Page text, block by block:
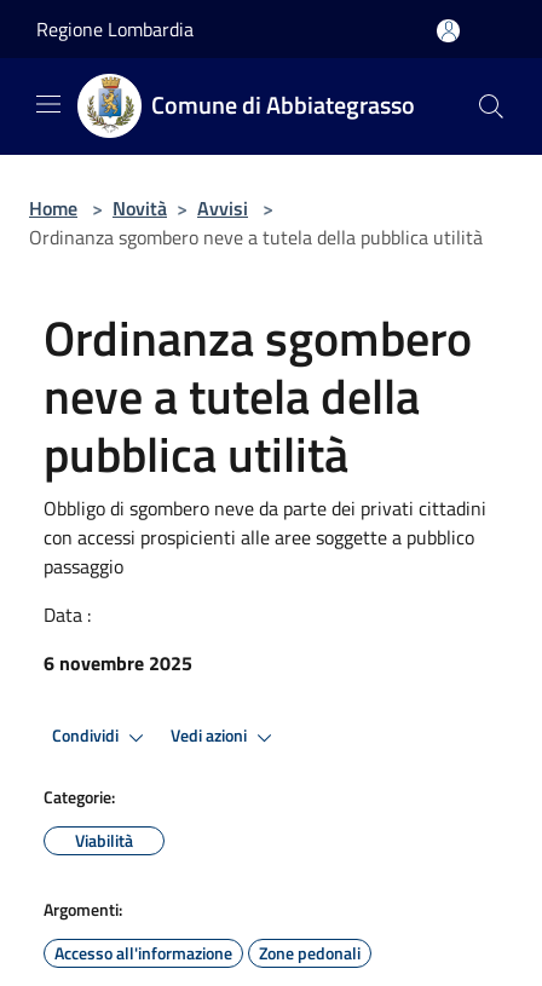
Regione Lombardia
Comune di Abbiategrasso
Home > Novità > Avvisi >
Ordinanza sgombero neve a tutela della pubblica utilità
Ordinanza sgombero
neve a tutela della
pubblica utilità
Obbligo di sgombero neve da parte dei privati cittadini
con accessi prospicienti alle aree soggette a pubblico
passaggio
Data :
6 novembre 2025
Condividi Vedi azioni
Categorie:
Viabilità
Argomenti:
Accesso all'informazione
Zone pedonali